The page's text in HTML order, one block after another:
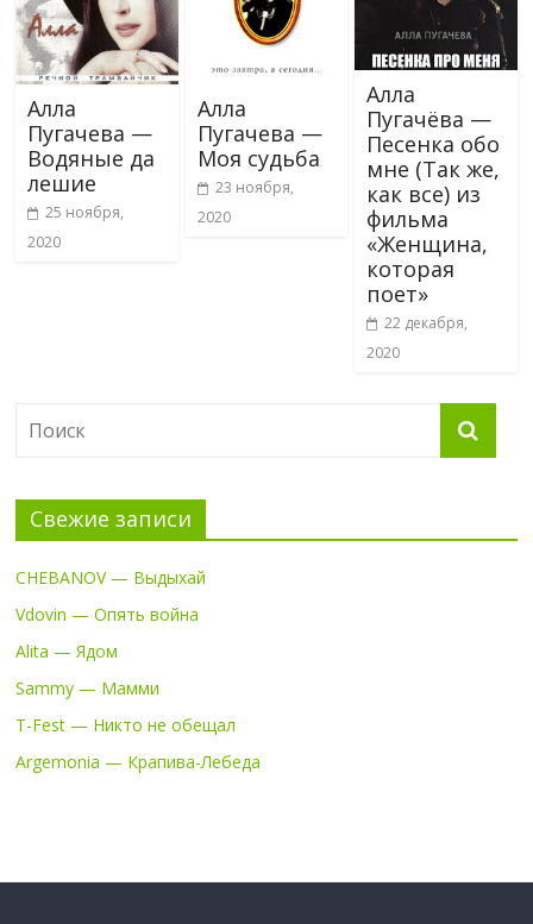
Алла
Пугачева —
Водяные да
лешие
25 ноября,
2020
Алла
Пугачева —
Моя судьба
23 ноября,
2020
Алла
Пугачёва —
Песенка обо
мне (Так же,
как все) из
фильма
«Женщина,
которая
поет»
22 декабря,
2020
Свежие записи
CHEBANOV — Выдыхай
Vdovin — Опять война
Alita — Ядом
Sammy — Мамми
T-Fest — Никто не обещал
Argemonia — Крапива-Лебеда